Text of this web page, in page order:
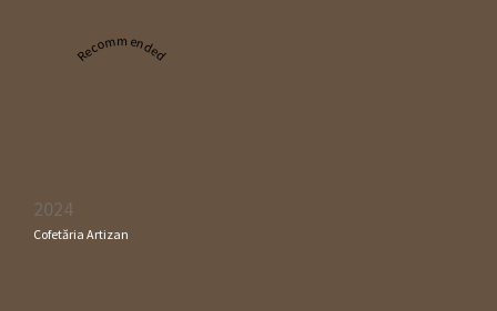
Recommended
2024
Cofetăria Artizan